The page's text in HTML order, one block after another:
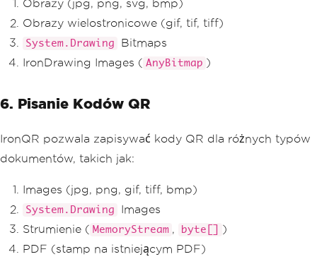
Obrazy (jpg, png, svg, bmp)
Obrazy wielostronicowe (gif, tif, tiff)
System.Drawing
Bitmaps
IronDrawing Images ( AnyBitmap )
6. Pisanie Kodów QR
IronQR pozwala zapisywać kody QR dla różnych typów
dokumentów, takich jak:
Images (jpg, png, gif, tiff, bmp)
System.Drawing
Images
Strumienie ( MemoryStream , byte[]
)
PDF (stamp na istniejącym PDF)